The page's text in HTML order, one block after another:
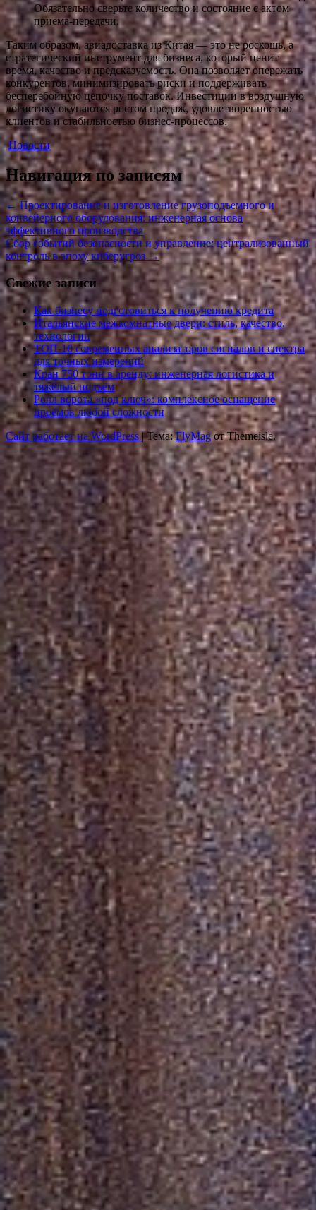
Обязательно сверьте количество и состояние с актом
приема-передачи.
Таким образом, авиадоставка из Китая — это не роскошь, а
стратегический инструмент для бизнеса, который ценит
время, качество и предсказуемость. Она позволяет опережать
конкурентов, минимизировать риски и поддерживать
бесперебойную цепочку поставок. Инвестиции в воздушную
логистику окупаются ростом продаж, удовлетворенностью
клиентов и стабильностью бизнес-процессов.
Новости
Навигация по записям
← Проектирование и изготовление грузоподъемного и
конвейерного оборудования: инженерная основа
эффективного производства
Сбор событий безопасности и управление: централизованный
контроль в эпоху киберугроз →
Свежие записи
Как бизнесу подготовиться к получению кредита
Итальянские межкомнатные двери: стиль, качество,
технологии
ТОП-10 современных анализаторов сигналов и спектра
для точных измерений
Кран 750 тонн в аренду: инженерная логистика и
тяжёлый подъём
Ролл ворота «под ключ»: комплексное оснащение
проёмов любой сложности
Сайт работает на WordPress|Тема:FlyMagот Themeisle.